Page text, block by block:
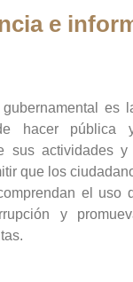
e
gubernamental es
hacer pública
sus actividades
que los
el uso
y